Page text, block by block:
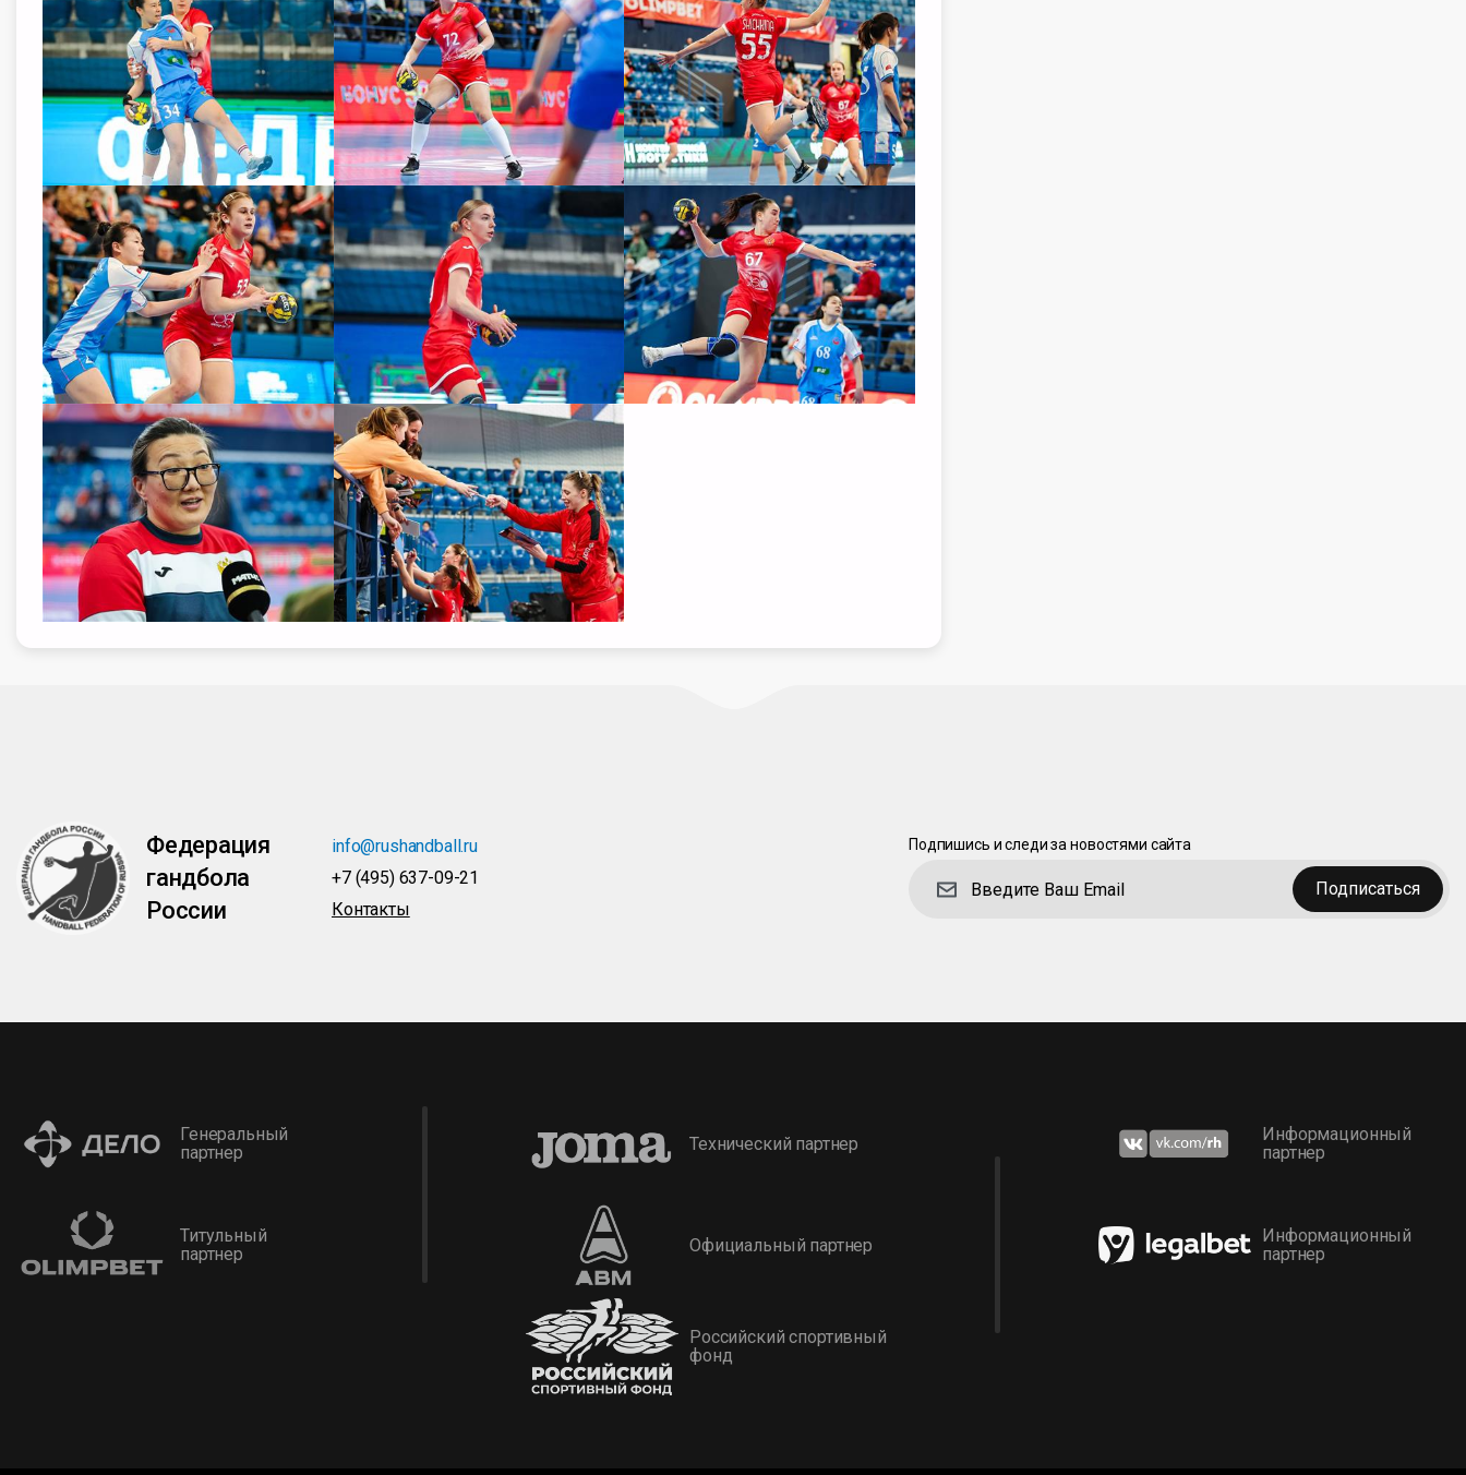
Федерация
гандбола
России
info@rushandball.ru
+7 (495) 637-09-21
Контакты
Подпишись и следи за новостями сайта
Подписаться
Генеральный
партнер
Титульный
партнер
Технический партнер
Официальный партнер
Российский спортивный
фонд
Информационный
партнер
Информационный
партнер